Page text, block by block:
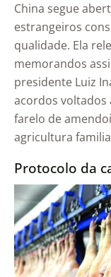
China segue
estrangeiros
qualidade. Ela
memorandos
presidente Luiz
acordos voltados
farelo de
agricultura
Protocolo da